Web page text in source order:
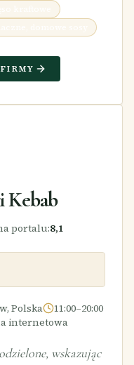
kraftowe
Kebab
portalu:8,1
Polska
11:00–20:00
internetowa
wskazując